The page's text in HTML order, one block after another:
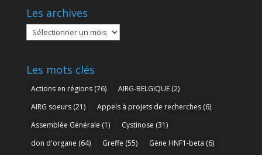
Les archives
Les
archives
Les mots clés
Actions en régions(76) AIRG-BELGIQUE(2)
AIRG soeurs(21) Appels à projets de recherches(6)
Assemblée Générale (1) Cystinose (31)
don d'organe (64) Greffe (55) Gène HNF1-beta (6)